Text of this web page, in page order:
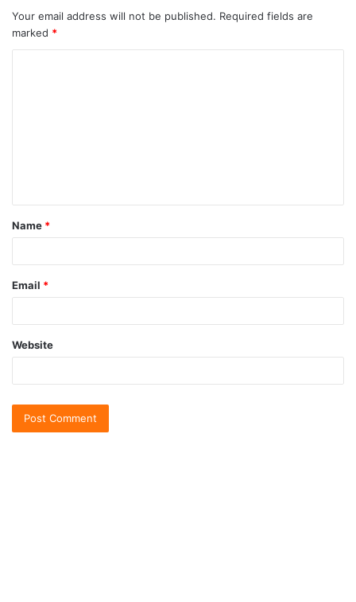
Your email address will not be published. Required fields are
marked *
Name *
Email *
Website